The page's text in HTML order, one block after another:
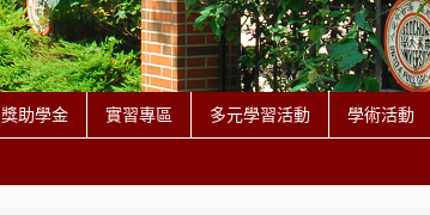
獎助學金 實習專區 多元學習活動 學術活動